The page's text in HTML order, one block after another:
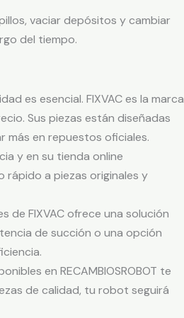
vaciar depósitos y cambiar
del tiempo.
es esencial. FIXVAC es la marca
Sus piezas están diseñadas
más en repuestos oficiales.
y en su tienda online
rápido a piezas originales y
de FIXVAC ofrece una solución
de succión o una opción
en RECAMBIOSROBOT te
de calidad, tu robot seguirá